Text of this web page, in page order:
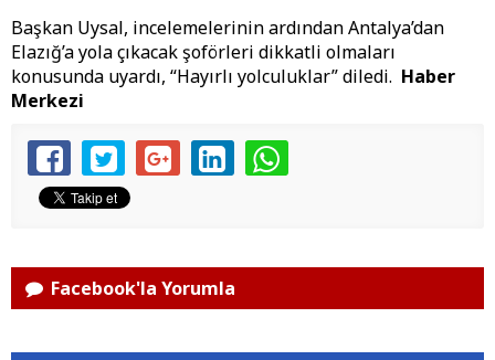
Başkan Uysal, incelemelerinin ardından Antalya’dan
Elazığ’a yola çıkacak şoförleri dikkatli olmaları
konusunda uyardı, “Hayırlı yolculuklar” diledi. Haber
Merkezi
Facebook'la Yorumla